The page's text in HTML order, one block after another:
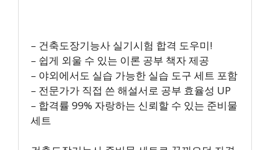
– 건축도장기능사 실기시험 합격 도우미!
– 쉽게 외울 수 있는 이론 공부 책자 제공
– 야외에서도 실습 가능한 실습 도구 세트 포함
– 전문가가 직접 쓴 해설서로 공부 효율성 UP
– 합격률 99% 자랑하는 신뢰할 수 있는 준비물
세트